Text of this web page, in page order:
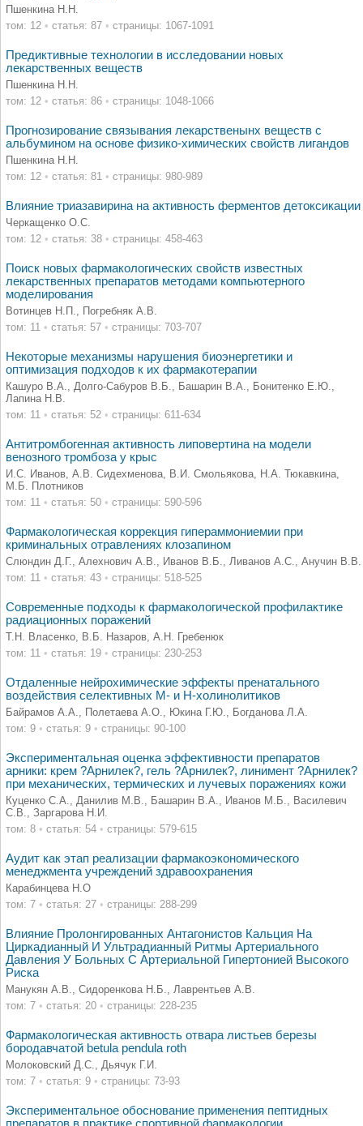
Пшенкина Н.Н.
том: 12 • статья: 87 • страницы: 1067-1091
Предиктивные технологии в исследовании новых
лекарственных веществ
Пшенкина Н.Н.
том: 12 • статья: 86 • страницы: 1048-1066
Прогнозирование связывания лекарственынх веществ с
альбумином на основе физико-химических свойств лигандов
Пшенкина Н.Н.
том: 12 • статья: 81 • страницы: 980-989
Влияние триазавирина на активность ферментов детоксикации
Черкащенко О.С.
том: 12 • статья: 38 • страницы: 458-463
Поиск новых фармакологических свойств известных
лекарственных препаратов методами компьютерного
моделирования
Вотинцев Н.П., Погребняк А.В.
том: 11 • статья: 57 • страницы: 703-707
Некоторые механизмы нарушения биоэнергетики и
оптимизация подходов к их фармакотерапии
Кашуро В.А., Долго-Сабуров В.Б., Башарин В.А., Бонитенко Е.Ю.,
Лапина Н.В.
том: 11 • статья: 52 • страницы: 611-634
Антитромбогенная активность липовертина на модели
венозного тромбоза у крыс
И.С. Иванов, А.В. Сидехменова, В.И. Смольякова, Н.А. Тюкавкина,
М.Б. Плотников
том: 11 • статья: 50 • страницы: 590-596
Фармакологическая коррекция гипераммониемии при
криминальных отравлениях клозапином
Слюндин Д.Г., Алехнович А.В., Иванов В.Б., Ливанов А.С., Анучин В.В.
том: 11 • статья: 43 • страницы: 518-525
Современные подходы к фармакологической профилактике
радиационных поражений
Т.Н. Власенко, В.Б. Назаров, А.Н. Гребенюк
том: 11 • статья: 19 • страницы: 230-253
Отдаленные нейрохимические эффекты пренатального
воздействия селективных М- и Н-холинолитиков
Байрамов А.А., Полетаева А.О., Юкина Г.Ю., Богданова Л.А.
том: 9 • статья: 9 • страницы: 90-100
Экспериментальная оценка эффективности препаратов
арники: крем ?Арнилек?, гель ?Арнилек?, линимент ?Арнилек?
при механических, термических и лучевых поражениях кожи
Куценко С.А., Данилив М.В., Башарин В.А., Иванов М.Б., Василевич
С.В., Заргарова Н.И.
том: 8 • статья: 54 • страницы: 579-615
Аудит как этап реализации фармакоэкономического
менеджмента учреждений здравоохранения
Карабинцева Н.О
том: 7 • статья: 27 • страницы: 288-299
Влияние Пролонгированных Антагонистов Кальция На
Циркадианный И Ультрадианный Ритмы Артериального
Давления У Больных С Артериальной Гипертонией Высокого
Риска
Манукян А.В., Сидоренкова Н.Б., Лаврентьев А.В.
том: 7 • статья: 20 • страницы: 228-235
Фармакологическая активность отвара листьев березы
бородавчатой betula pendula roth
Молоковский Д.С., Дьячук Г.И.
том: 7 • статья: 9 • страницы: 73-93
Экспериментальное обоснование применения пептидных